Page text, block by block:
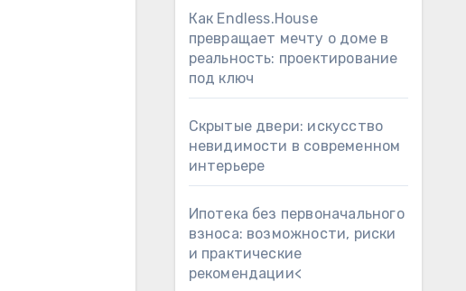
Как Endless.House
превращает мечту о доме в
реальность: проектирование
под ключ
Скрытые двери: искусство
невидимости в современном
интерьере
Ипотека без первоначального
взноса: возможности, риски
и практические
рекомендации<